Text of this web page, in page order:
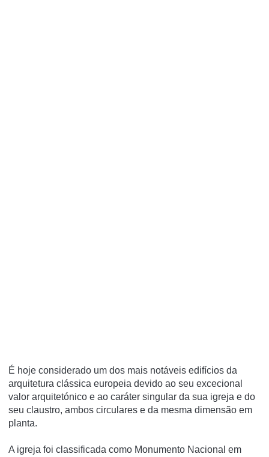
É hoje considerado um dos mais notáveis edifí­cios da
arquitetura clássica europeia devido ao seu excecional
valor arquitetónico e ao caráter singular da sua igreja e do
seu claustro, ambos circulares e da mesma dimensão em
planta.
A igreja foi classificada como Monumento Nacional em